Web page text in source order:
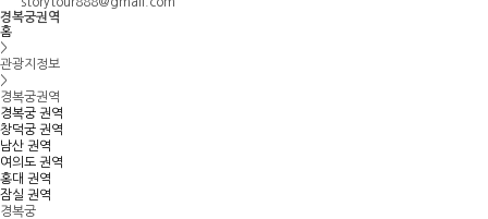
경복궁권역
홈
>
관광지정보
>
경복궁권역
경복궁 권역
창덕궁 권역
남산 권역
여의도 권역
홍대 권역
잠실 권역
경복궁